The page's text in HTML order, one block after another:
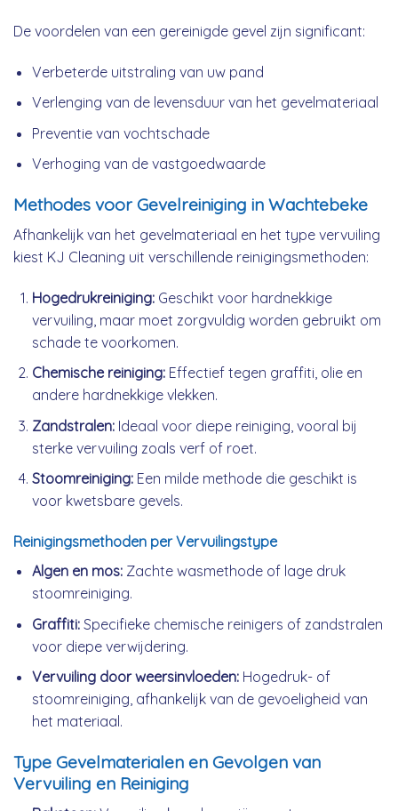
De voordelen van een gereinigde gevel zijn significant:
Verbeterde uitstraling van uw pand
Verlenging van de levensduur van het gevelmateriaal
Preventie van vochtschade
Verhoging van de vastgoedwaarde
Methodes voor Gevelreiniging in Wachtebeke
Afhankelijk van het gevelmateriaal en het type vervuiling
kiest KJ Cleaning uit verschillende reinigingsmethoden:
Hogedrukreiniging:Geschikt voor hardnekkige
vervuiling, maar moet zorgvuldig worden gebruikt om
schade te voorkomen.
Chemische reiniging:Effectief tegen graffiti, olie en
andere hardnekkige vlekken.
Zandstralen:Ideaal voor diepe reiniging, vooral bij
sterke vervuiling zoals verf of roet.
Stoomreiniging:Een milde methode die geschikt is
voor kwetsbare gevels.
Reinigingsmethoden per Vervuilingstype
Algen en mos:Zachte wasmethode of lage druk
stoomreiniging.
Graffiti:Specifieke chemische reinigers of zandstralen
voor diepe verwijdering.
Vervuiling door weersinvloeden:Hogedruk- of
stoomreiniging, afhankelijk van de gevoeligheid van
het materiaal.
Type Gevelmaterialen en Gevolgen van
Vervuiling en Reiniging